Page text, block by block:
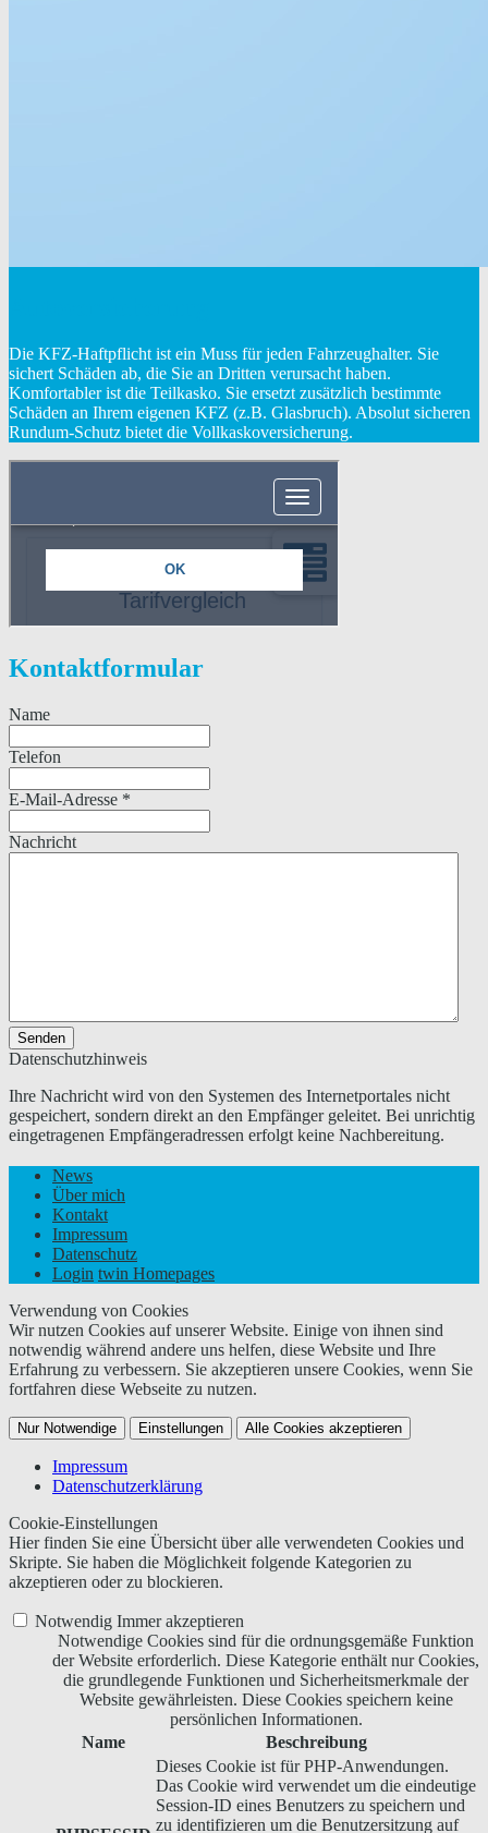
Die KFZ-Haftpflicht ist ein Muss für jeden Fahrzeughalter. Sie
sichert Schäden ab, die Sie an Dritten verursacht haben.
Komfortabler ist die Teilkasko. Sie ersetzt zusätzlich bestimmte
Schäden an Ihrem eigenen KFZ (z.B. Glasbruch). Absolut sicheren
Rundum-Schutz bietet die Vollkaskoversicherung.
Kontaktformular
Name
Telefon
E-Mail-Adresse *
Nachricht
Senden
Datenschutzhinweis
Ihre Nachricht wird von den Systemen des Internetportales nicht
gespeichert, sondern direkt an den Empfänger geleitet. Bei unrichtig
eingetragenen Empfängeradressen erfolgt keine Nachbereitung.
News
Über mich
Kontakt
Impressum
Datenschutz
Login twin Homepages
Verwendung von Cookies
Wir nutzen Cookies auf unserer Website. Einige von ihnen sind
notwendig während andere uns helfen, diese Website und Ihre
Erfahrung zu verbessern. Sie akzeptieren unsere Cookies, wenn Sie
fortfahren diese Webseite zu nutzen.
Nur Notwendige Einstellungen Alle Cookies akzeptieren
Impressum
Datenschutzerklärung
Cookie-Einstellungen
Hier finden Sie eine Übersicht über alle verwendeten Cookies und
Skripte. Sie haben die Möglichkeit folgende Kategorien zu
akzeptieren oder zu blockieren.
Notwendig Immer akzeptieren
Notwendige Cookies sind für die ordnungsgemäße Funktion
der Website erforderlich. Diese Kategorie enthält nur Cookies,
die grundlegende Funktionen und Sicherheitsmerkmale der
Website gewährleisten. Diese Cookies speichern keine
persönlichen Informationen.
Name
Beschreibung
Dieses Cookie ist für PHP-Anwendungen.
Das Cookie wird verwendet um die eindeutige
Session-ID eines Benutzers zu speichern und
zu identifizieren um die Benutzersitzung auf